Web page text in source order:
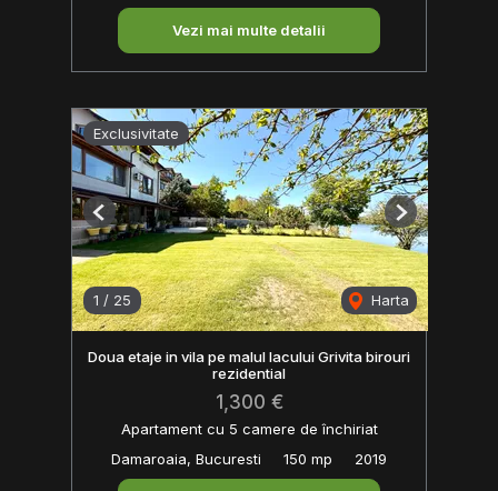
Vezi mai multe detalii
Exclusivitate
1 / 25 Harta
Previous Next
Doua etaje in vila pe malul lacului Grivita birouri
rezidential
1,300 €
Apartament cu 5 camere de închiriat
Damaroaia, Bucuresti
150 mp 2019